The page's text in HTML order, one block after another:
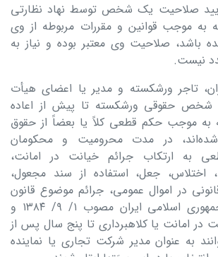
صلاحیت یک شخص توسط نهاد نظارتی
به موجب قوانین و مقررات مربوطه از وی
صلاحیت وی معتبر بوده و نیاز به
نیست.
محجوران، تاجر ورشکسته و مدیر یا اعضای هیأت
شخص حقوقی ورشکسته تا پیش از اعاده
به موجب حکم قطعی کلاً یا بعضاً از حقوق
در مدت محرومیت و محکومان
به ارتکاب جرائم خیانت در امانت،
اختلاس، جعل، استفاده از سند مجعول،
در اموال عمومی، جرائم موضوع قانون
بازار اوراق بهادار جمهوری اسلامی ایران مصوب ۱/ ۹/ ۱۳۸۴ و
در امانت یا کلاهبرداری تا پنج سال پس از
به عنوان مدیر شرکت تجاری یا نماینده